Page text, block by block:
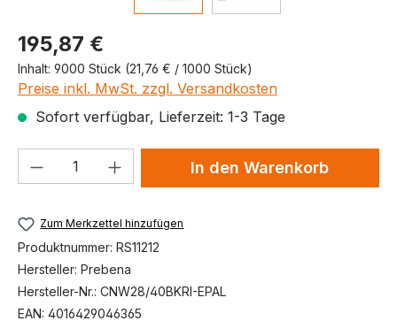
Produktpreis
195,87 €
Inhalt: 9000 Stück (21,76 € / 1000 Stück)
Preise inkl. MwSt. zzgl. Versandkosten
Sofort verfügbar, Lieferzeit: 1-3 Tage
Produkt Anzahl: Gib denIn den Warenkorb
Zum Merkzettel hinzufügen
Produktnummer: RS11212
Hersteller: Prebena
Hersteller-Nr.: CNW28/40BKRI-EPAL
EAN: 4016429046365